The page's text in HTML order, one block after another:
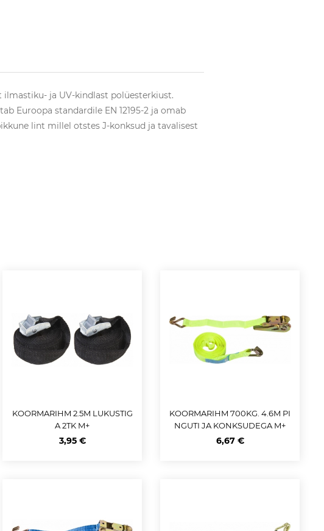
ja UV-kindlast polüesterkiust.
Euroopa standardile EN 12195-2 ja omab
lint millel otstes J-konksud ja tavalisest
KOORMARIHM 2.5M LUKUSTIG
A 2TK M+
3,95 €
KOORMARIHM 700KG. 4.6M PI
NGUTI JA KONKSUDEGA M+
6,67 €